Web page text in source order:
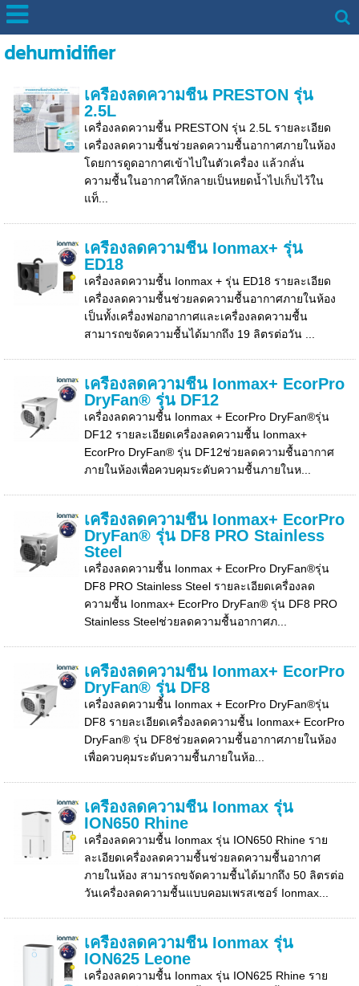
dehumidifier
เครื่องลดความชื้น PRESTON รุ่น
2.5L
เครื่องลดความชื้น PRESTON รุ่น 2.5L รายละเอียด
เครื่องลดความชื้นช่วยลดความชื้นอากาศภายในห้อง
โดยการดูดอากาศเข้าไปในตัวเครื่อง แล้วกลั่น
ความชื้นในอากาศให้กลายเป็นหยดน้ำไปเก็บไว้ใน
แท็...
เครื่องลดความชื้น Ionmax+ รุ่น
ED18
เครื่องลดความชื้น Ionmax + รุ่น ED18 รายละเอียด
เครื่องลดความชื้นช่วยลดความชื้นอากาศภายในห้อง
เป็นทั้งเครื่องฟอกอากาศและเครื่องลดความชื้น
สามารถขจัดความชื้นได้มากถึง 19 ลิตรต่อวัน ...
เครื่องลดความชื้น Ionmax+ EcorPro
DryFan® รุ่น DF12
เครื่องลดความชื้น Ionmax + EcorPro DryFan®รุ่น
DF12 รายละเอียดเครื่องลดความชื้น Ionmax+
EcorPro DryFan® รุ่น DF12ช่วยลดความชื้นอากาศ
ภายในห้องเพื่อควบคุมระดับความชื้นภายในห...
เครื่องลดความชื้น Ionmax+ EcorPro
DryFan® รุ่น DF8 PRO Stainless
Steel
เครื่องลดความชื้น Ionmax + EcorPro DryFan®รุ่น
DF8 PRO Stainless Steel รายละเอียดเครื่องลด
ความชื้น Ionmax+ EcorPro DryFan® รุ่น DF8 PRO
Stainless Steelช่วยลดความชื้นอากาศภ...
เครื่องลดความชื้น Ionmax+ EcorPro
DryFan® รุ่น DF8
เครื่องลดความชื้น Ionmax + EcorPro DryFan®รุ่น
DF8 รายละเอียดเครื่องลดความชื้น Ionmax+ EcorPro
DryFan® รุ่น DF8ช่วยลดความชื้นอากาศภายในห้อง
เพื่อควบคุมระดับความชื้นภายในห้อ...
เครื่องลดความชื้น Ionmax รุ่น
ION650 Rhine
เครื่องลดความชื้น Ionmax รุ่น ION650 Rhine ราย
ละเอียดเครื่องลดความชื้นช่วยลดความชื้นอากาศ
ภายในห้อง สามารถขจัดความชื้นได้มากถึง 50 ลิตรต่อ
วันเครื่องลดความชื้นแบบคอมเพรสเซอร์ Ionmax...
เครื่องลดความชื้น Ionmax รุ่น
ION625 Leone
เครื่องลดความชื้น Ionmax รุ่น ION625 Rhine ราย